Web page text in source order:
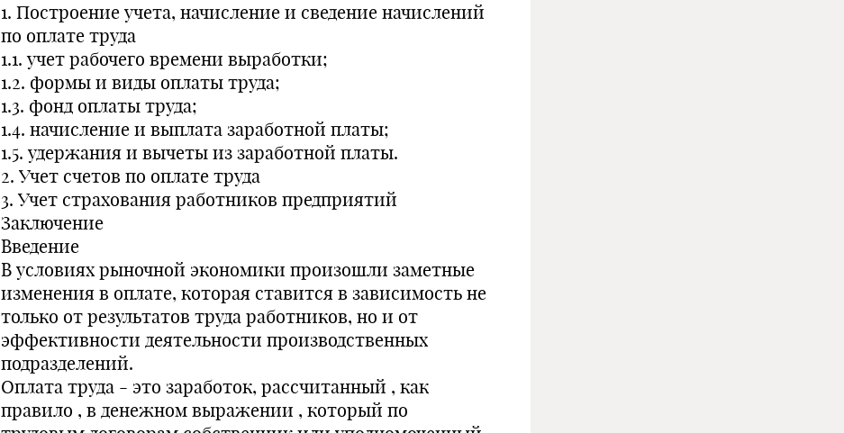
1. Построение учета, начисление и сведение начислений
по оплате труда
1.1. учет рабочего времени выработки;
1.2. формы и виды оплаты труда;
1.3. фонд оплаты труда;
1.4. начисление и выплата заработной платы;
1.5. удержания и вычеты из заработной платы.
2. Учет счетов по оплате труда
3. Учет страхования работников предприятий
Заключение
Введение
В условиях рыночной экономики произошли заметные
изменения в оплате, которая ставится в зависимость не
только от результатов труда работников, но и от
эффективности деятельности производственных
подразделений.
Оплата труда - это заработок, рассчитанный , как
правило , в денежном выражении , который по